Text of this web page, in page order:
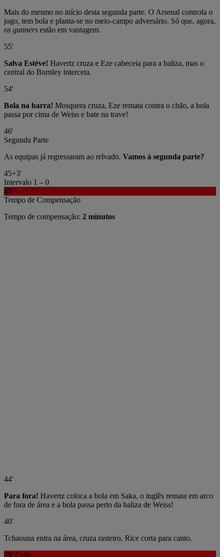
Mais do mesmo no início desta segunda parte. O Arsenal controla o
jogo, tem bola e planta-se no meio-campo adversário. Só que, agora,
os gunners estão em vantagem.
55'
Salva Estève! Havertz cruza e Eze cabeceia para a baliza, mas o
central do Burnley interceta.
54'
Bola na barra! Mosquera cruza, Eze remata contra o chão, a bola
passa por cima de Weiss e bate na trave!
46'
Segunda Parte
As equipas já regressaram ao relvado. Vamos à segunda parte?
45+3'
Intervalo 1 – 0
45'+
Tempo de Compensação
Tempo de compensação: 2 minutos
44'
Para fora! Havertz coloca a bola em Saka, o inglês remata em arco
de fora de área e a bola passa perto da baliza de Weiss!
40'
Tchaouna entra na área, cruza rasteiro, Rice corta para canto.
38' Golo